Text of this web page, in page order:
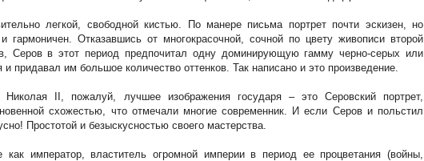
легкой, свободной кистью. По манере письма портрет почти эскизен, но
гармоничен. Отказавшись от многокрасочной, сочной по цвету живописи второй
Серов в этот период предпочитал одну доминирующую гамму черно-серых или
и придавал им большое количество оттенков. Так написано и это произведение.
Николая II, пожалуй, лучшее изображения государя – это Серовский портрет,
схожестью, что отмечали многие современник. И если Серов и польстил
Простотой и безыскусностью своего мастерства.
как император, властитель огромной империи в период ее процветания (войны,